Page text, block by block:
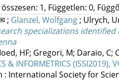
1, Független: 0,
; Glanzel, Wolfgang; Ulrych,
specializations
HF; Gregori, M; Daraio, C;
& INFORMETRICS (ISSI2019),
: International Society for